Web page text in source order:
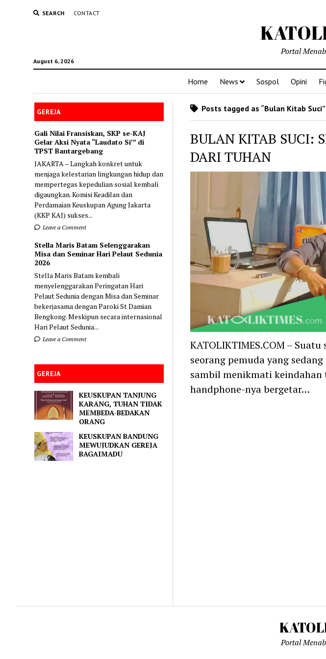
SEARCH CONTACT
August 6, 2026
Portal
Home News Sospol Opini
GEREJA
Gali Nilai Fransiskan, SKP se-KAJ
Gelar Aksi Nyata “Laudato Si’” di
TPST Bantargebang
JAKARTA – Langkah konkret untuk
menjaga kelestarian lingkungan hidup dan
mempertegas kepedulian sosial kembali
digaungkan. Komisi Keadilan dan
Perdamaian Keuskupan Agung Jakarta
(KKP KAJ) sukses...
Leave a Comment
Stella Maris Batam Selenggarakan
Misa dan Seminar Hari Pelaut Sedunia
2026
Stella Maris Batam kembali
menyelenggarakan Peringatan Hari
Pelaut Sedunia dengan Misa dan Seminar
bekerjasama dengan Paroki St Damian
Bengkong. Meskipun secara internasional
Hari Pelaut Sedunia...
Leave a Comment
GEREJA
KEUSKUPAN TANJUNG
KARANG, TUHAN TIDAK
MEMBEDA-BEDAKAN
ORANG
KEUSKUPAN BANDUNG
MEWUJUDKAN GEREJA
BAGAIMADU
Posts tagged as “Bulan Kitab Suci”
BULAN KITAB SUCI:
DARI TUHAN
KATOLIKTIMES.COM –
seorang pemuda yang
sambil menikmati
handphone-nya bergetar…
Portal